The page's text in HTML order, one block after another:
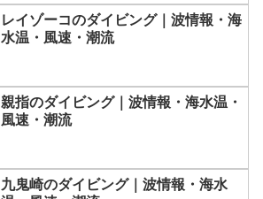
レイゾーコのダイビング｜波情報・海
水温・風速・潮流
親指のダイビング｜波情報・海水温・
風速・潮流
九鬼崎のダイビング｜波情報・海水